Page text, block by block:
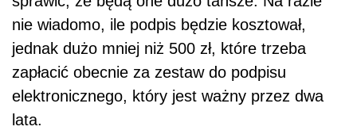
nie wiadomo, ile podpis będzie kosztował,
jednak dużo mniej niż 500 zł, które trzeba
zapłacić obecnie za zestaw do podpisu
elektronicznego, który jest ważny przez dwa
lata.